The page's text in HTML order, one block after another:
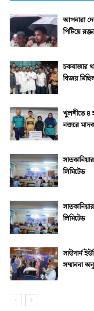
আপনারা
পিটিয়ে
চকবাজার
বিজয়
খুলশীতে ৪
নজরে
লিমিটেড
লিমিটেড
সাউদার্ন
সম্মাননা